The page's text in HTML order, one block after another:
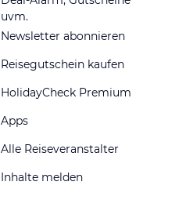
uvm.
Newsletter abonnieren
Reisegutschein kaufen
HolidayCheck Premium
Apps
Alle Reiseveranstalter
Inhalte melden